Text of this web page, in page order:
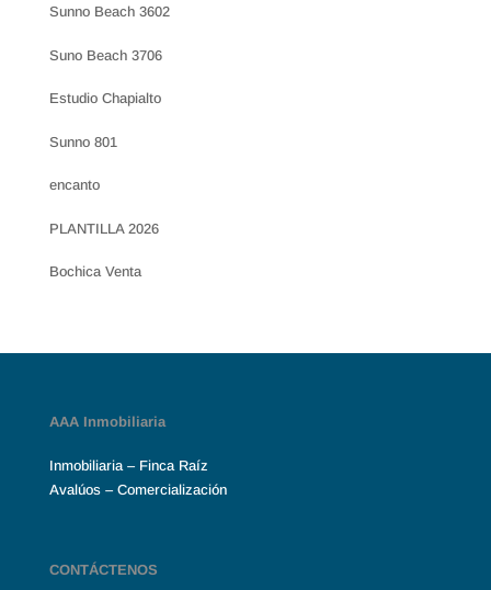
Sunno Beach 3602
Suno Beach 3706
Estudio Chapialto
Sunno 801
encanto
PLANTILLA 2026
Bochica Venta
AAA Inmobiliaria
Inmobiliaria – Finca Raíz
Avalúos – Comercialización
CONTÁCTENOS